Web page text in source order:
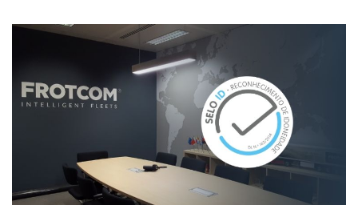
Ver todas as funcionalidades
Como resolvemos cada necessidade da
atividade da frota